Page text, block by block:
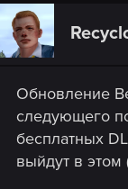
Обновление
следующего
бесплатных
выйдут в этом